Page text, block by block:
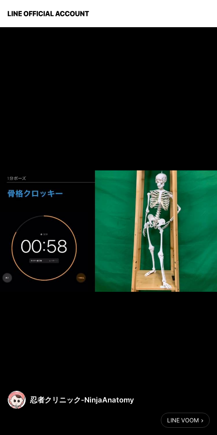
忍者クリニック-NinjaAnatomy
LINE VOOM